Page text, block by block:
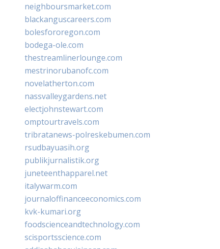
neighboursmarket.com
blackanguscareers.com
bolesfororegon.com
bodega-ole.com
thestreamlinerlounge.com
mestrinorubanofc.com
novelatherton.com
nassvalleygardens.net
electjohnstewart.com
omptourtravels.com
tribratanews-polreskebumen.com
rsudbayuasih.org
publikjurnalistik.org
juneteenthapparel.net
italywarm.com
journaloffinanceeconomics.com
kvk-kumari.org
foodscienceandtechnology.com
scisportsscience.com